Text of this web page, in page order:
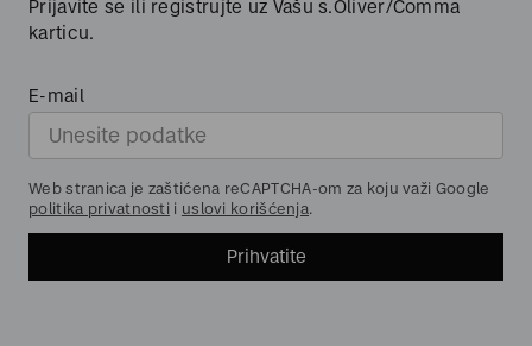
Prijavite se ili registrujte uz Vašu s.Oliver/Comma
karticu.
E-mail
Web stranica je zaštićena reCAPTCHA-om za koju važi Google
politika privatnosti i uslovi korišćenja.
Prihvatite